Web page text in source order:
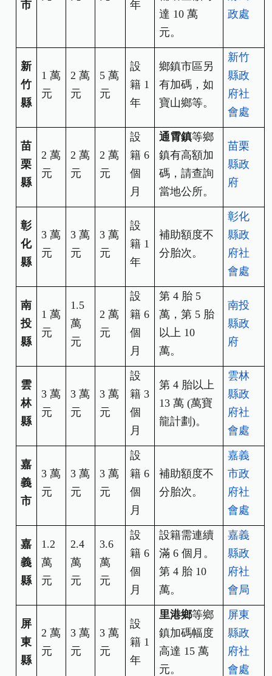
市 年
達 10 萬
元。
政處
新
竹
縣
1萬
元
2萬
元
5萬
元
設
籍 1
年
鄉鎮市區另
有加碼，如
寶山鄉等。
新竹
縣政
府社
會處
苗
栗
縣
2萬
元
2萬
元
2萬
元
設
籍 6
個
月
通霄鎮等鄉
鎮有高額加
碼，請查詢
當地公所。
苗栗
縣政
府
彰
化
縣
3萬
元
3萬
元
3萬
元
設
籍 1
年
補助額度不
分胎次。
彰化
縣政
府社
會處
南
投
縣
1萬
元
1.5
萬
元
2萬
元
設
籍 6
個
月
第 4 胎 5
萬，第 5 胎
以上 10
萬。
南投
縣政
府
雲
林
縣
3萬
元
3萬
元
3萬
元
設
籍 3
個
月
第 4 胎以上
13 萬 (萬寶
龍計劃)。
雲林
縣政
府社
會處
嘉
義
市
3萬
元
3萬
元
3萬
元
設
籍 6
個
月
補助額度不
分胎次。
嘉義
市政
府社
會處
嘉
義
縣
1.2
萬
元
2.4
萬
元
3.6
萬
元
設
籍 6
個
月
設籍需連續
滿 6 個月。
第 4 胎 10
萬。
嘉義
縣政
府社
會局
屏
東
縣
2萬
元
3萬
元
3萬
元
設
籍 1
年
里港鄉等鄉
鎮加碼幅度
高達 15 萬
元。
屏東
縣政
府社
會處